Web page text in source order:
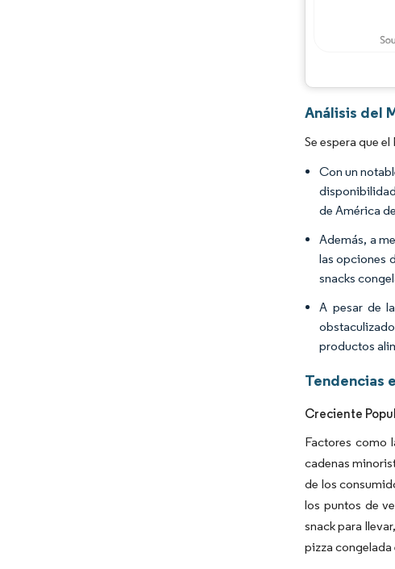
Análisis del
Se espera que
Con un
de América
Además, a
las opciones
snacks
A pesar de
productos
Tendencias
Creciente
Factores como
cadenas
de los
los puntos de
snack para
pizza congelada